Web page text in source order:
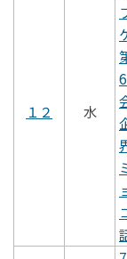
１２ 水